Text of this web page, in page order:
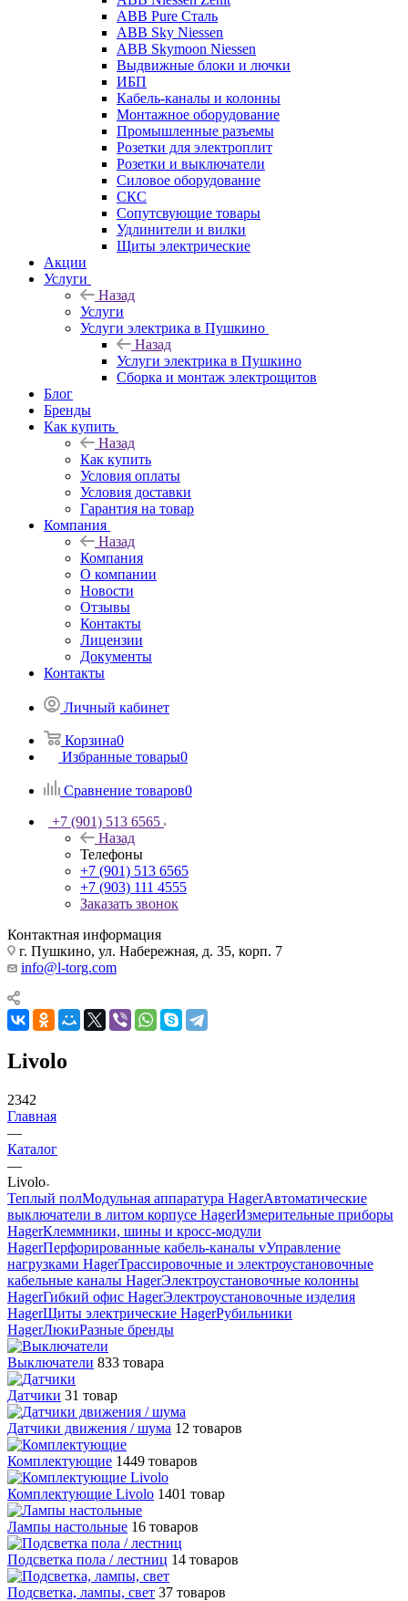
ABB Pure Сталь
ABB Sky Niessen
ABB Skymoon Niessen
Выдвижные блоки и лючки
ИБП
Кабель-каналы и колонны
Монтажное оборудование
Промышленные разъемы
Розетки для электроплит
Розетки и выключатели
Силовое оборудование
СКС
Сопутсвующие товары
Удлинители и вилки
Щиты электрические
Акции
Услуги
Назад
Услуги
Услуги электрика в Пушкино
Назад
Услуги электрика в Пушкино
Сборка и монтаж электрощитов
Блог
Бренды
Как купить
Назад
Как купить
Условия оплаты
Условия доставки
Гарантия на товар
Компания
Назад
Компания
О компании
Новости
Отзывы
Контакты
Лицензии
Документы
Контакты
Личный кабинет
Корзина0
Избранные товары0
Сравнение товаров0
+7 (901) 513 6565
Назад
Телефоны
+7 (901) 513 6565
+7 (903) 111 4555
Заказать звонок
Контактная информация
г. Пушкино, ул. Набережная, д. 35, корп. 7
info@l-torg.com
Livolo
2342
Главная
—
Каталог
—
Livolo
Теплый полМодульная аппаратура HagerАвтоматические
выключатели в литом корпусе HagerИзмерительные приборы
HagerКлеммники, шины и кросс-модули
HagerПерфорированные кабель-каналы vУправление
нагрузками HagerТрассировочные и электроустановочные
кабельные каналы HagerЭлектроустановочные колонны
HagerГибкий офис HagerЭлектроустановочные изделия
HagerЩиты электрические HagerРубильники
HagerЛюкиРазные бренды
Выключатели 833 товара
Датчики 31 товар
Датчики движения / шума 12 товаров
Комплектующие 1449 товаров
Комплектующие Livolo 1401 товар
Лампы настольные 16 товаров
Подсветка пола / лестниц 14 товаров
Подсветка, лампы, свет 37 товаров